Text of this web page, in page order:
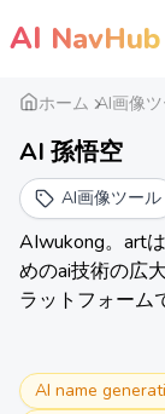
AI NavHub
ホーム AI画像
AI 孫悟空
AI画像ツール
AIwukong。art
めのai技術の広
ラットフォーム
AI name